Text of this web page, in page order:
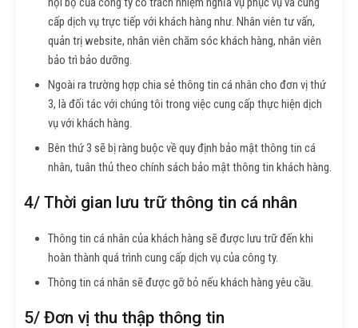
cấp dịch vụ trực tiếp với khách hàng như. Nhân viên tư vấn,
quản trị website, nhân viên chăm sóc khách hàng, nhân viên
bảo trì bảo dưỡng.
Ngoài ra trường hợp chia sẻ thông tin cá nhân cho đơn vị thứ
3, là đối tác với chúng tôi trong việc cung cấp thực hiện dịch
vụ với khách hàng.
Bên thứ 3 sẽ bị ràng buộc về quy định bảo mật thông tin cá
nhân, tuân thủ theo chính sách bảo mật thông tin khách hàng.
4/ Thời gian lưu trữ thông tin cá nhân
Thông tin cá nhân của khách hàng sẽ được lưu trữ đến khi
hoàn thành quá trình cung cấp dịch vụ của công ty.
Thông tin cá nhân sẽ được gỡ bỏ nếu khách hàng yêu cầu.
5/ Đơn vị thu thập thông tin